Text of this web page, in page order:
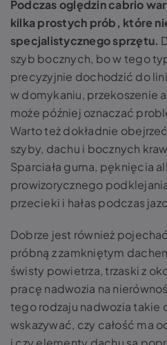
Podczas oględzin cabrio
kilka prostych prób, które
specjalistycznego sprzętu.
szyb bocznych, bo w tego
precyzyjnie dochodzić do
w domykaniu, przekoszenie
może później oznaczać
Warto też dokładnie
szyby, dachu i bocznych
Sparciała guma, pęknięcia
prowizorycznego
przecieki i hałas podczas
Dobrze jest również
próbną z zamkniętym
świsty powietrza, trzaski z
pracę nadwozia na
tego rodzaju nadwozia takie
wskazywać, czy całość ma